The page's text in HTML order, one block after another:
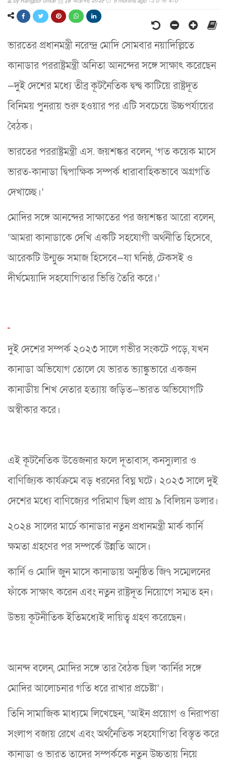
ভারতের প্রধানমন্ত্রী নরেন্দ্র মোদি সোমবার নয়াদিল্লিতে
কানাডার পররাষ্ট্রমন্ত্রী অনিতা আনন্দের সঙ্গে সাক্ষাৎ করেছেন
—দুই দেশের মধ্যে তীব্র কূটনৈতিক দ্বন্দ্ব কাটিয়ে রাষ্ট্রদূত
বিনিময় পুনরায় শুরু হওয়ার পর এটি সবচেয়ে উচ্চপর্যায়ের
বৈঠক।
ভারতের পররাষ্ট্রমন্ত্রী এস. জয়শঙ্কর বলেন, ‘গত কয়েক মাসে
ভারত-কানাডা দ্বিপাক্ষিক সম্পর্ক ধারাবাহিকভাবে অগ্রগতি
দেখাচ্ছে।’
মোদির সঙ্গে আনন্দের সাক্ষাতের পর জয়শঙ্কর আরো বলেন,
‘আমরা কানাডাকে দেখি একটি সহযোগী অর্থনীতি হিসেবে,
আরেকটি উন্মুক্ত সমাজ হিসেবে—যা ঘনিষ্ঠ, টেকসই ও
দীর্ঘমেয়াদি সহযোগিতার ভিত্তি তৈরি করে।’
দুই দেশের সম্পর্ক ২০২৩ সালে গভীর সংকটে পড়ে, যখন
কানাডা অভিযোগ তোলে যে ভারত ভ্যাঙ্কুভারে একজন
কানাডীয় শিখ নেতার হত্যায় জড়িত—ভারত অভিযোগটি
অস্বীকার করে।
এই কূটনৈতিক উত্তেজনার ফলে দূতাবাস, কনস্যুলার ও
বাণিজ্যিক কার্যক্রমে বড় ধরনের বিঘ্ন ঘটে। ২০২৩ সালে দুই
দেশের মধ্যে বাণিজ্যের পরিমাণ ছিল প্রায় ৯ বিলিয়ন ডলার।
২০২৪ সালের মার্চে কানাডার নতুন প্রধানমন্ত্রী মার্ক কার্নি
ক্ষমতা গ্রহণের পর সম্পর্কে উন্নতি আসে।
কার্নি ও মোদি জুন মাসে কানাডায় অনুষ্ঠিত জি৭ সম্মেলনের
ফাঁকে সাক্ষাৎ করেন এবং নতুন রাষ্ট্রদূত নিয়োগে সম্মত হন।
উভয় কূটনীতিক ইতিমধ্যেই দায়িত্ব গ্রহণ করেছেন।
আনন্দ বলেন, মোদির সঙ্গে তার বৈঠক ছিল ‘কার্নির সঙ্গে
মোদির আলোচনার গতি ধরে রাখার প্রচেষ্টা’।
তিনি সামাজিক মাধ্যমে লিখেছেন, ‘আইন প্রয়োগ ও নিরাপত্তা
সংলাপ বজায় রেখে এবং অর্থনৈতিক সহযোগিতা বিস্তৃত করে
কানাডা ও ভারত তাদের সম্পর্ককে নতুন উচ্চতায় নিয়ে